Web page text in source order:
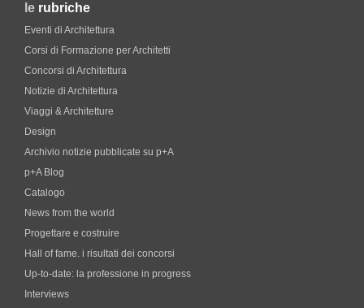
le rubriche
Eventi di Architettura
Corsi di Formazione per Architetti
Concorsi di Architettura
Notizie di Architettura
Viaggi & Architetture
Design
Archivio notizie pubblicate su p+A
p+A Blog
Catalogo
News from the world
Progettare e costruire
Hall of fame. i risultati dei concorsi
Up-to-date: la professione in progress
Interviews